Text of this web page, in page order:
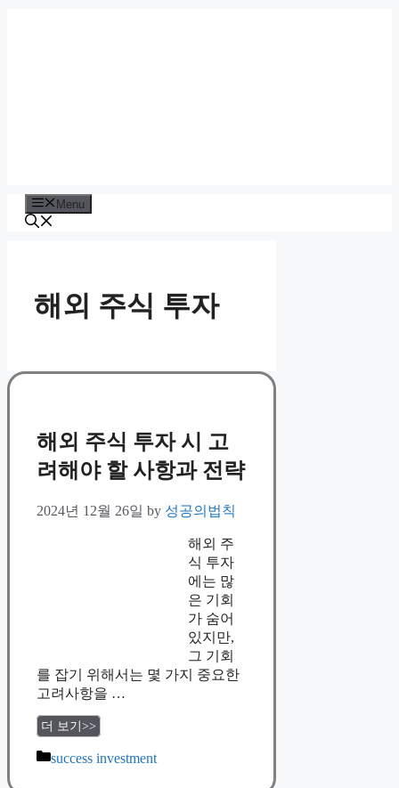
Menu
해외 주식 투자
해외 주식 투자 시 고
려해야 할 사항과 전략
2024년 12월 26일 by 성공의법칙
해외 주
식 투자
에는 많
은 기회
가 숨어
있지만,
그 기회
를 잡기 위해서는 몇 가지 중요한
고려사항을 …
더 보기>>
Categories
success investment